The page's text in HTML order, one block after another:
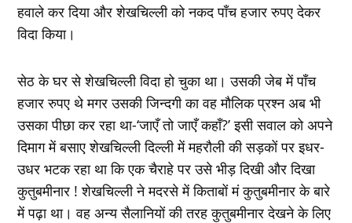
हवाले कर दिया और शेखचिल्ली को नकद पाँच हजार रुपए देकर
विदा किया।
सेठ के घर से शेखचिल्ली विदा हो चुका था। उसकी जेब में पाँच
हजार रुपए थे मगर उसकी जिन्दगी का वह मौलिक प्रश्न अब भी
उसका पीछा कर रहा था-‘जाएँ तो जाएँ कहाँ?’ इसी सवाल को अपने
दिमाग में बसाए शेखचिल्ली दिल्ली में महरौली की सड़कों पर इधर-
उधर भटक रहा था कि एक चैराहे पर उसे भीड़ दिखी और दिखा
कुतुबमीनार ! शेखचिल्ली ने मदरसे में किताबों मं कुतुबमीनार के बारे
में पढ़ा था। वह अन्य सैलानियों की तरह कुतुबमीनार देखने के लिए